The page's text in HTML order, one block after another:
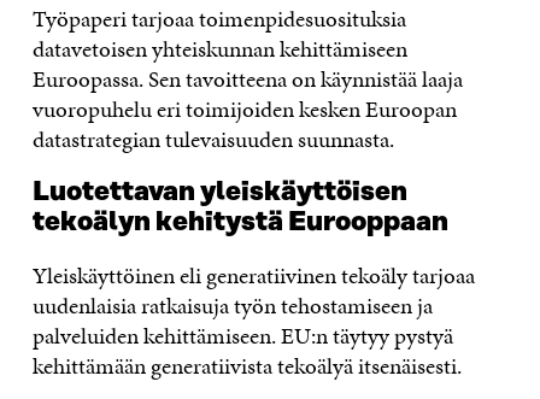
Työpaperi tarjoaa toimenpidesuosituksia
datavetoisen yhteiskunnan kehittämiseen
Euroopassa. Sen tavoitteena on käynnistää laaja
vuoropuhelu eri toimijoiden kesken Euroopan
datastrategian tulevaisuuden suunnasta.
Luotettavan yleiskäyttöisen
tekoälyn kehitystä Eurooppaan
Yleiskäyttöinen eli generatiivinen tekoäly tarjoaa
uudenlaisia ratkaisuja työn tehostamiseen ja
palveluiden kehittämiseen. EU:n täytyy pystyä
kehittämään generatiivista tekoälyä itsenäisesti.